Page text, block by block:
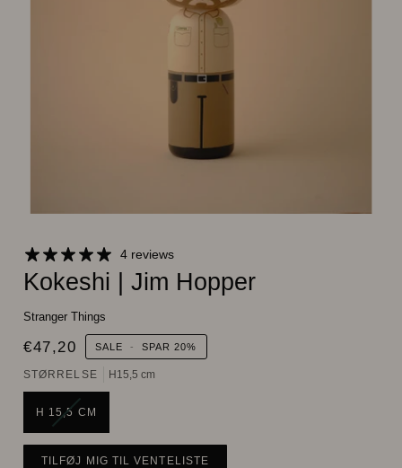
4 reviews
Kokeshi | Jim Hopper
Stranger Things
€47,20 SALE - SPAR20%
STØRRELSE H15,5 cm
H 15,5 CM
VARIANT
ELLER
IKKE
TILFØJ MIG TIL VENTELISTE